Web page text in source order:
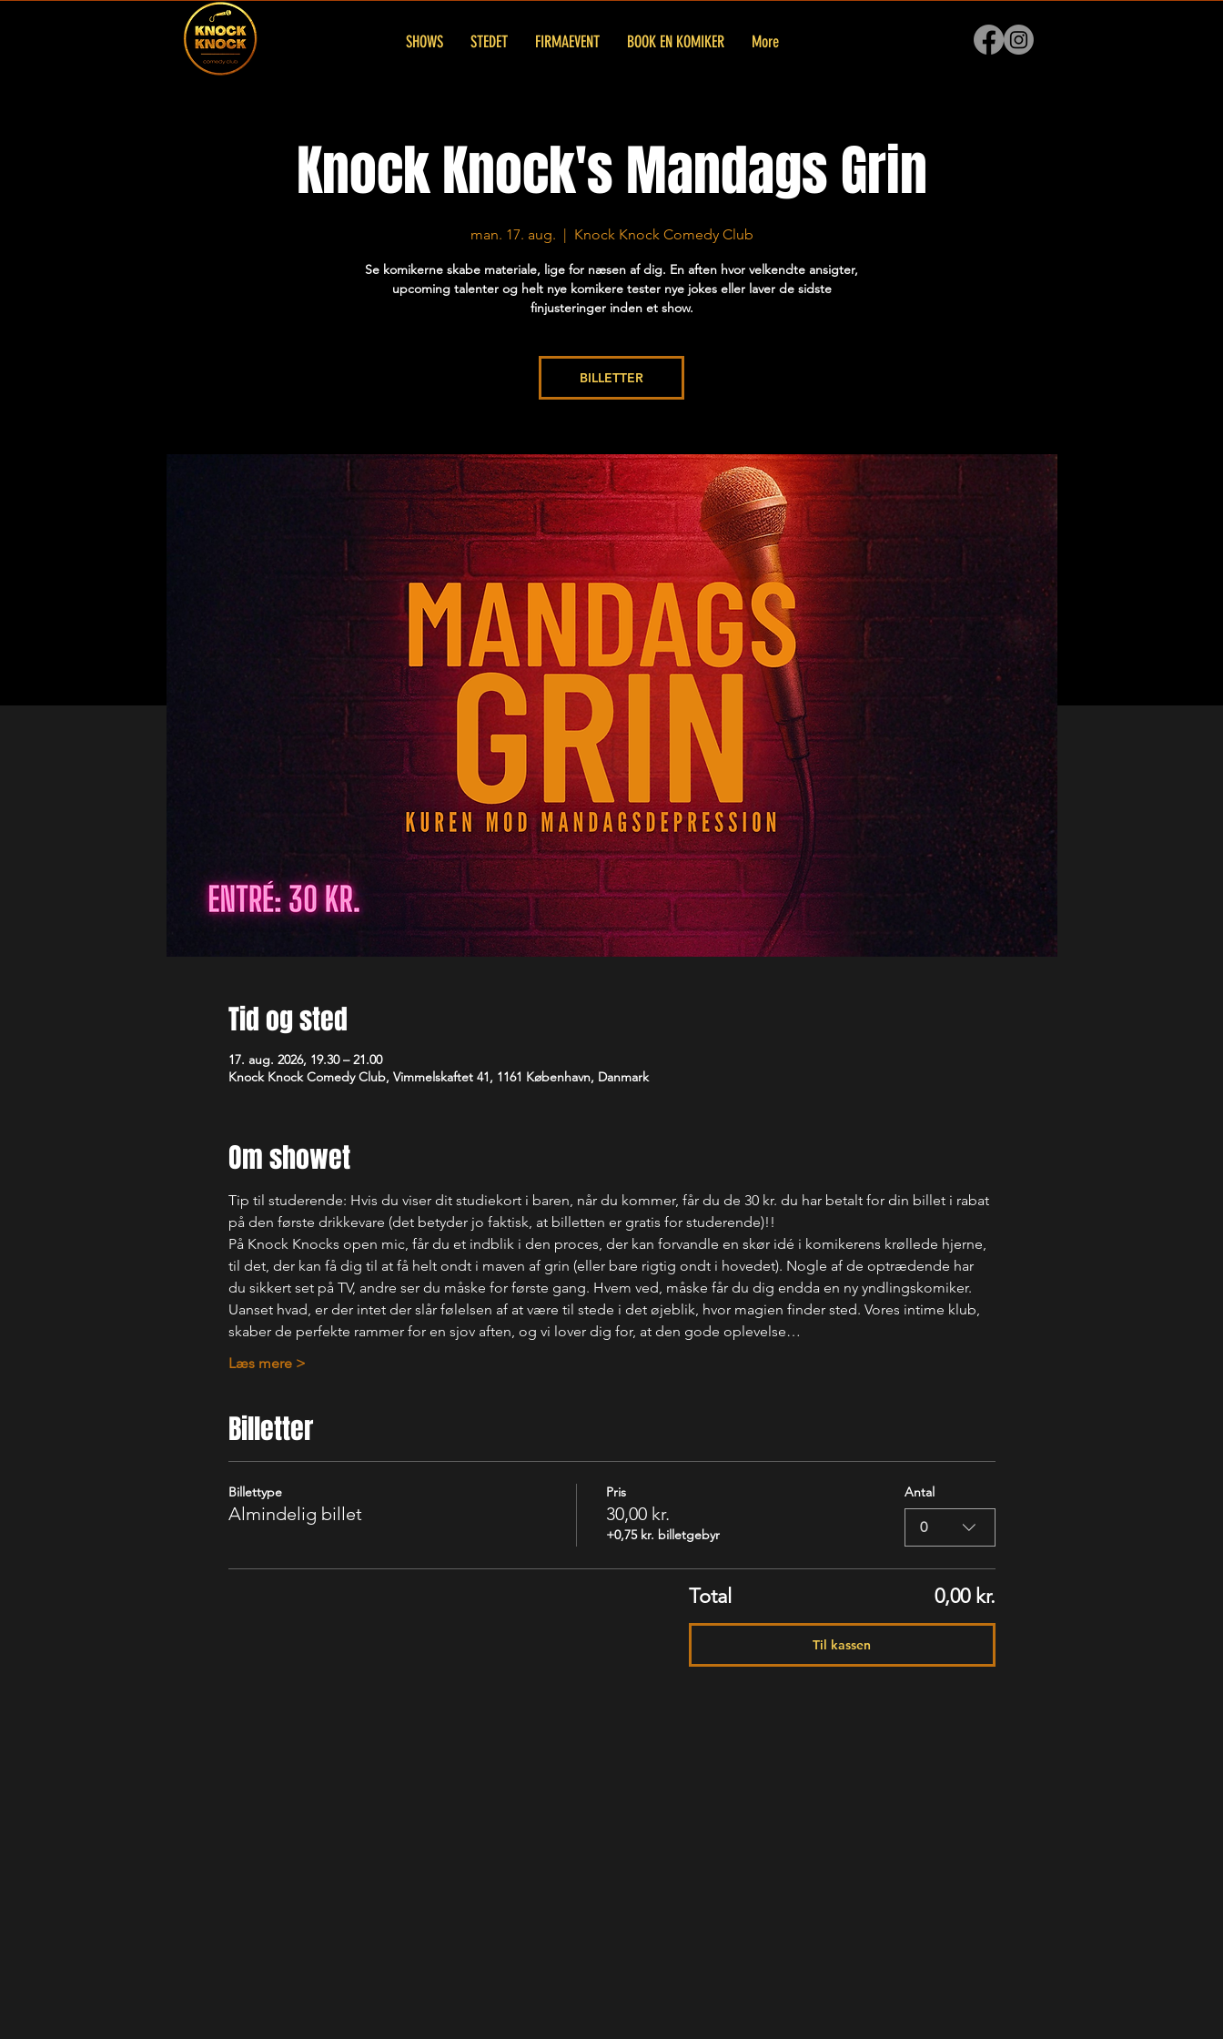
SHOWS STEDET FIRMAEVENT BOOK EN KOMIKER More
Knock Knock's Mandags Grin
man. 17. aug.
  |
Knock Knock Comedy Club
Se komikerne skabe materiale, lige for næsen af dig. En aften hvor velkendte ansigter,
upcoming talenter og helt nye komikere tester nye jokes eller laver de sidste
finjusteringer inden et show.
BILLETTER
Tid og sted
17. aug. 2026, 19.30 – 21.00
Knock Knock Comedy Club, Vimmelskaftet 41, 1161 København, Danmark
Om showet
Tip til studerende: Hvis du viser dit studiekort i baren, når du kommer, får du de 30 kr. du har betalt for din billet i rabat
på den første drikkevare (det betyder jo faktisk, at billetten er gratis for studerende)!!
På Knock Knocks open mic, får du et indblik i den proces, der kan forvandle en skør idé i komikerens krøllede hjerne,
til det, der kan få dig til at få helt ondt i maven af grin (eller bare rigtig ondt i hovedet). Nogle af de optrædende har
du sikkert set på TV, andre ser du måske for første gang. Hvem ved, måske får du dig endda en ny yndlingskomiker.
Uanset hvad, er der intet der slår følelsen af at være til stede i det øjeblik, hvor magien finder sted. Vores intime klub,
skaber de perfekte rammer for en sjov aften, og vi lover dig for, at den gode oplevelse…
Læs mere >
Billetter
Billettype
Almindelig billet
Pris
30,00 kr.
+0,75 kr. billetgebyr
Antal
0
Total 0,00 kr.
Til kassen